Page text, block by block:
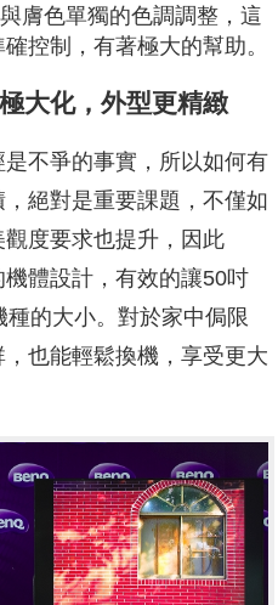
膚色單獨的色調調整，這
控制，有著極大的幫助。
大化，外型更精緻
不爭的事實，所以如何有
絕對是重要課題，不僅如
度要求也提升，因此
體設計，有效的讓50吋
的大小。對於家中侷限
也能輕鬆換機，享受更大